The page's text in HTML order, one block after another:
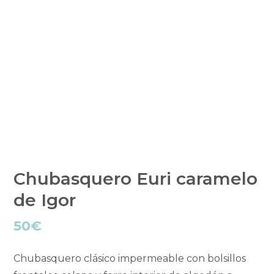
Chubasquero Euri caramelo
de Igor
50€
Chubasquero clásico impermeable con bolsillos